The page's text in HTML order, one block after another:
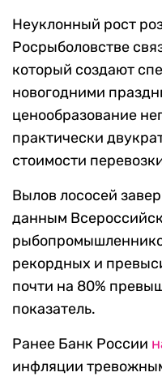
Неуклонный рост
Росрыболовстве
который создают
новогодними
ценообразование
практически
стоимости
Вылов лососей
данным
рекордных и
почти на 80%
показатель.
Ранее Банк России
инфляции